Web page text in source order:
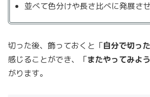
並べて色分けや長さ比べに発展さ
切った後、飾っておくと「自分で切っ
感じることができ、「またやってみよう
がります。